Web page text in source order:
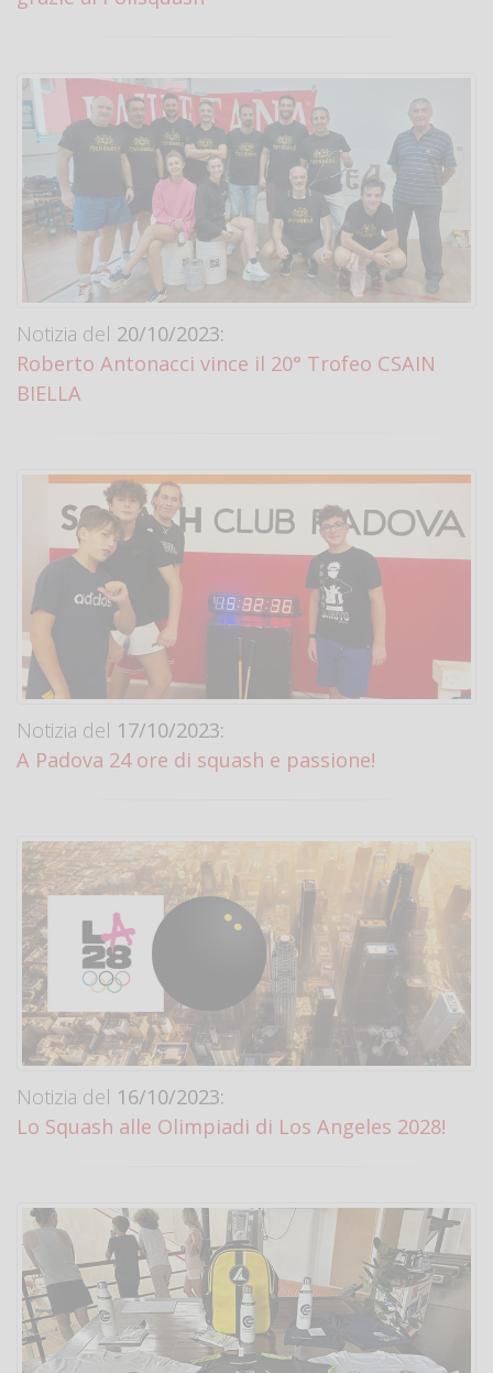
Notizia del 20/10/2023:
Roberto Antonacci vince il 20° Trofeo CSAIN
BIELLA
Notizia del 17/10/2023:
A Padova 24 ore di squash e passione!
Notizia del 16/10/2023:
Lo Squash alle Olimpiadi di Los Angeles 2028!